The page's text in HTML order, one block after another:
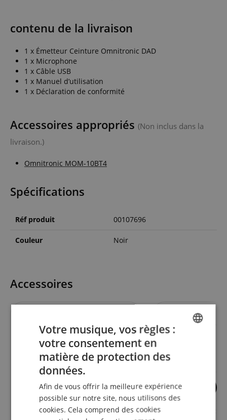
contenu de la livraison
1 x Émetteur Ceinture Omnitronic DAD
1 x Microphone
1 x Câble USB
1 x Manuel d’utilisation
1 x Déclaration de conformité
Accessoires appropriés (Non inclus dans la
livraison.)
Omnitronic MOM-10BT4
Spécifications
Réf produit 00107696
Couleur Noir
Accessoires
Omnitronic MOM-10BT4
16
Pronomic MS-15
FRENCH
Votre musique, vos règles :
votre consentement en
matière de protection des
données.
Afin de vous offrir la meilleure expérience
possible sur notre site, nous utilisons des
cookies. Cela comprend des cookies